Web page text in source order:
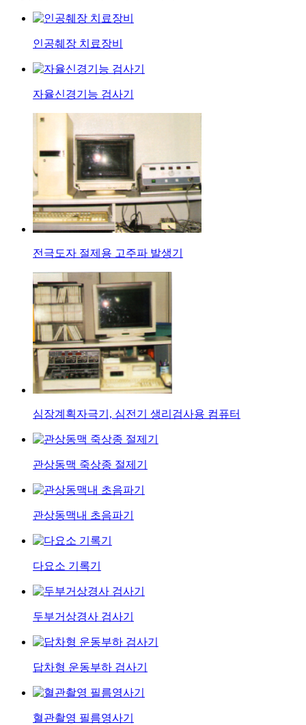
인공췌장 치료장비
자율신경기능 검사기
전극도자 절제용 고주파 발생기
심장계획자극기, 심전기 생리검사용 컴퓨터
관상동맥 죽상종 절제기
관상동맥내 초음파기
다요소 기록기
두부거상경사 검사기
답차형 운동부하 검사기
혈관촬영 필름영사기